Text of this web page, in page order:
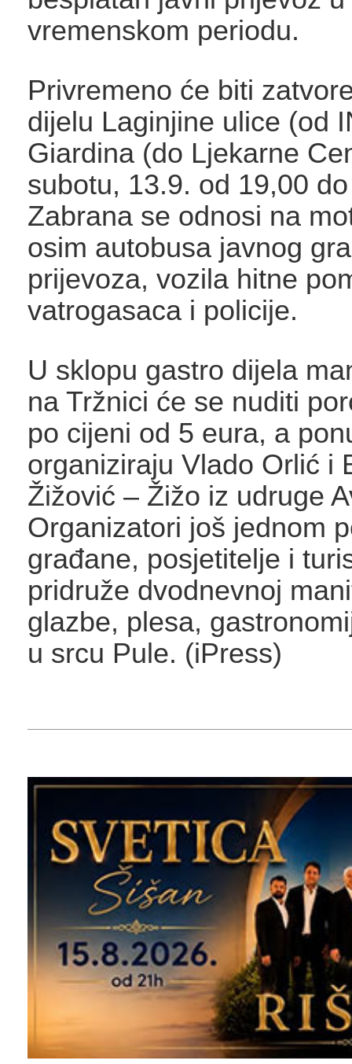
vremenskom periodu.
Privremeno će biti
dijelu Laginjine ulice (od
Giardina (do Ljekarne
subotu, 13.9. od 19,00
Zabrana se odnosi na
osim autobusa javnog
prijevoza, vozila hitne
vatrogasaca i policije.
U sklopu gastro dijela
na Tržnici će se nuditi
po cijeni od 5 eura, a
organiziraju Vlado Orlić i
Žižović – Žižo iz udruge
Organizatori još jednom
građane, posjetitelje i
pridruže dvodnevnoj
glazbe, plesa,
u srcu Pule. (iPress)